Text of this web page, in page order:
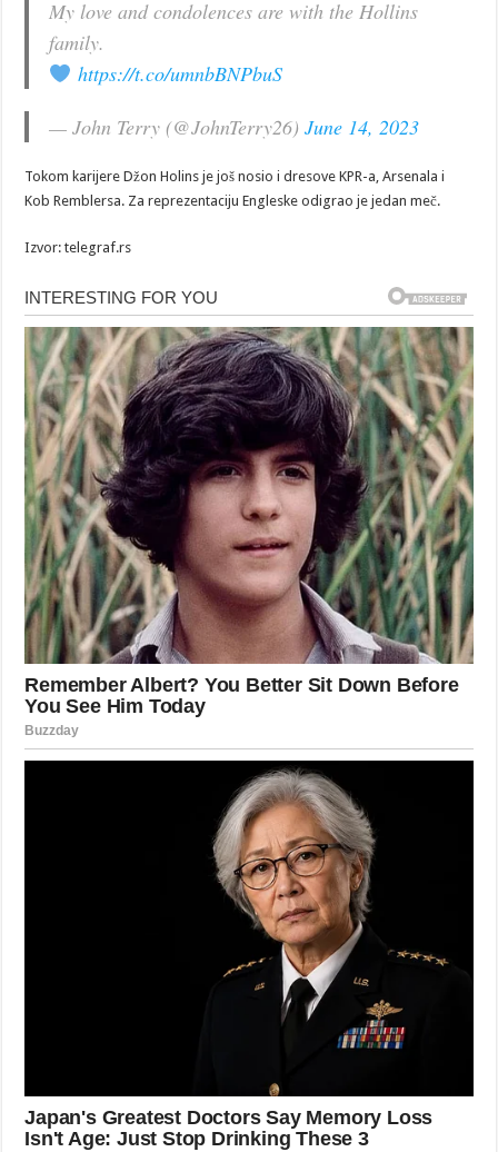
My love and condolences are with the Hollins
family.
https://t.co/umnbBNPbuS
— John Terry (@JohnTerry26)June 14, 2023
Tokom karijere Džon Holins je još nosio i dresove KPR-a, Arsenala i
Kob Remblersa. Za reprezentaciju Engleske odigrao je jedan meč.
Izvor: telegraf.rs